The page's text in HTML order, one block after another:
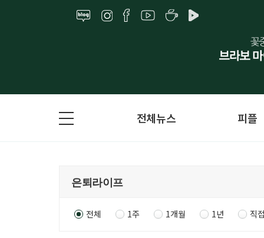
전체뉴스 피플
전체 1주 1개월 1년 직